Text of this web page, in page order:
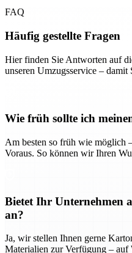
FAQ
Häufig gestellte Fragen
Hier finden Sie Antworten auf
unseren Umzugsservice – damit
Wie früh sollte ich
Am besten so früh wie möglich
Voraus. So können wir Ihren
Bietet Ihr Unternehmen
an?
Ja, wir stellen Ihnen gerne
Materialien zur Verfügung –